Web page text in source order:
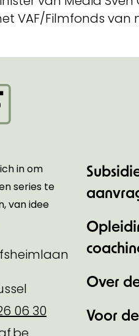
VAF/Filmfonds van
in om
series te
van idee
06 30
Over
Voor